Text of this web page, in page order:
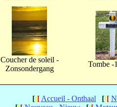
Coucher de soleil -
Zonsondergang
Tombe -
[[[ Accueil - Onthaal [[[